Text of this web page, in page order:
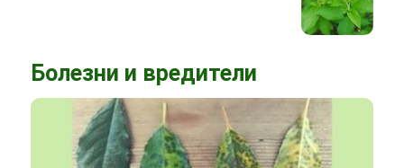
Болезни и вредители